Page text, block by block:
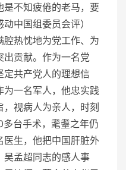
是不知疲倦的老马，要
中国组委员会评）
热忱地为党工作、为
出贡献。作为一名党
定共产党人的理想信
一名军人，他忠实践
视病人为亲人，时刻
台手术，耄耋之年仍
医生，他把中国肝脏外
吴孟超同志的感人事